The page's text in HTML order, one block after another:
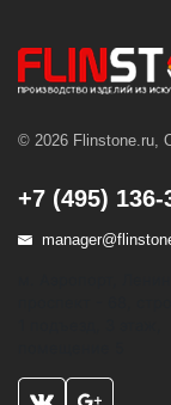
© 2026 Flinstone.ru,
+7 (495) 136-